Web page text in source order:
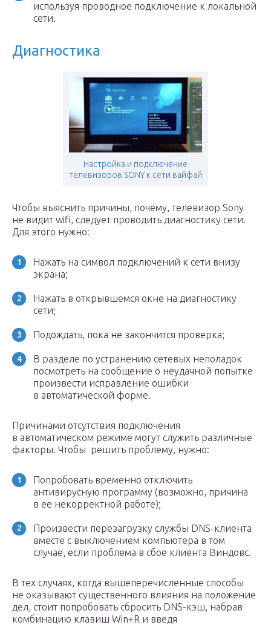
используя проводное подключение к локальной
сети.
Диагностика
Настройка и подключение
телевизоров SONY к сети вайфай
Чтобы выяснить причины, почему, телевизор Sony
не видит wifi, следует проводить диагностику сети.
Для этого нужно:
Нажать на символ подключений к сети внизу
экрана;
Нажать в открывшемся окне на диагностику
сети;
Подождать, пока не закончится проверка;
В разделе по устранению сетевых неполадок
посмотреть на сообщение о неудачной попытке
произвести исправление ошибки
в автоматической форме.
Причинами отсутствия подключения
в автоматическом режиме могут служить различные
факторы. Чтобы решить проблему, нужно:
Попробовать временно отключить
антивирусную программу (возможно, причина
в ее некорректной работе);
Произвести перезагрузку службы DNS-клиента
вместе с выключением компьютера в том
случае, если проблема в сбое клиента Виндовс.
В тех случаях, когда вышеперечисленные способы
не оказывают существенного влияния на положение
дел, стоит попробовать сбросить DNS-кэш, набрав
комбинацию клавиш Win+R и введя